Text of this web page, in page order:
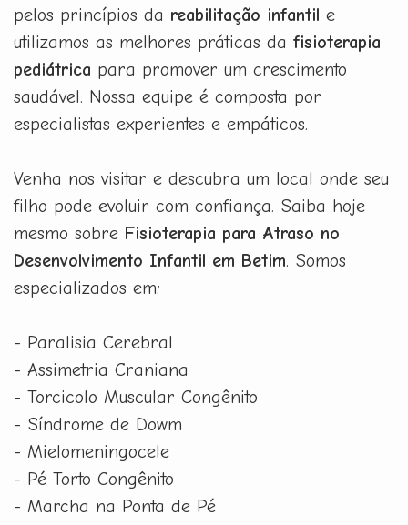
pelos princípios da reabilitação infantil e
utilizamos as melhores práticas da fisioterapia
pediátrica para promover um crescimento
saudável. Nossa equipe é composta por
especialistas experientes e empáticos.
Venha nos visitar e descubra um local onde seu
filho pode evoluir com confiança. Saiba hoje
mesmo sobre Fisioterapia para Atraso no
Desenvolvimento Infantil em Betim. Somos
especializados em:
- Paralisia Cerebral
- Assimetria Craniana
- Torcicolo Muscular Congênito
- Síndrome de Dowm
- Mielomeningocele
- Pé Torto Congênito
- Marcha na Ponta de Pé